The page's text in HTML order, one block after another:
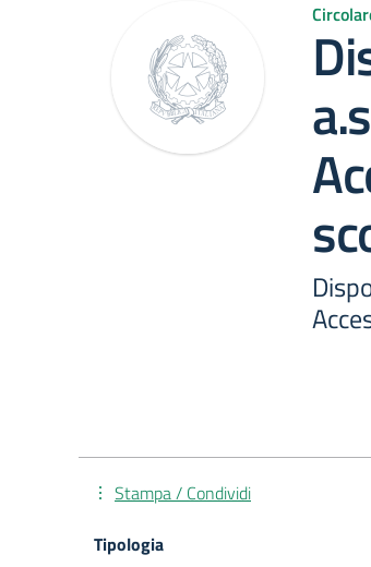
Stampa / Condividi
Tipologia